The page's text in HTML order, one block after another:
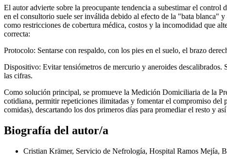
El autor advierte sobre la preocupante tendencia a subestimar el
en el consultorio suele ser inválida debido al efecto de la "bata
como restricciones de cobertura médica, costos y la incomodidad que
correcta:
Protocolo: Sentarse con respaldo, con los pies en el suelo, el brazo
Dispositivo: Evitar tensiómetros de mercurio y aneroides descalibrados.
las cifras.
Como solución principal, se promueve la Medición Domiciliaria de la
cotidiana, permitir repeticiones ilimitadas y fomentar el compromiso del
comidas), descartando los dos primeros días para promediar el resto y
Biografía del autor/a
Cristian Krämer, Servicio de Nefrología, Hospital Ramos Mejía,